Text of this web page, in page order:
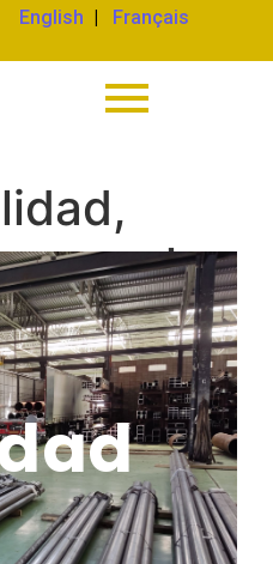
English | Français
en la
al